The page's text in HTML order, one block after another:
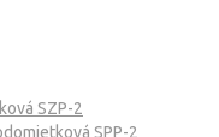
SZP-2
SPP-2